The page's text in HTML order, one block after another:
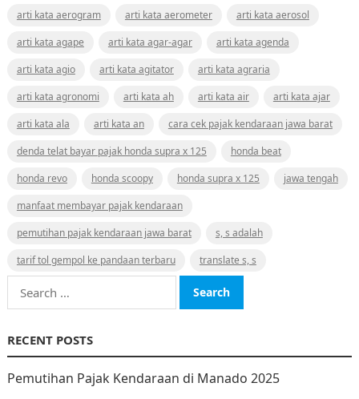
arti kata aerogram
arti kata aerometer
arti kata aerosol
arti kata agape
arti kata agar-agar
arti kata agenda
arti kata agio
arti kata agitator
arti kata agraria
arti kata agronomi
arti kata ah arti kata air
arti kata ajar
arti kata ala
arti kata an
cara cek pajak kendaraan jawa barat
denda telat bayar pajak honda supra x 125
honda beat
honda revo
honda scoopy honda supra x 125
jawa tengah
manfaat membayar pajak kendaraan
pemutihan pajak kendaraan jawa barat
s, s adalah
tarif tol gempol ke pandaan terbaru
translate s, s
Search
for:
RECENT POSTS
Pemutihan Pajak Kendaraan di Manado 2025